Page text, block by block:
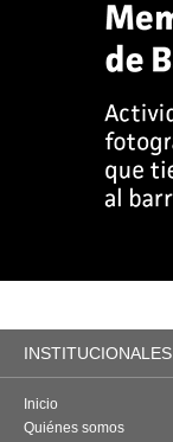
INSTITUCIONALES
Inicio
Quiénes somos